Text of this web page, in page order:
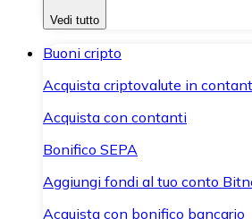
Vedi tutto
Buoni cripto
Acquista criptovalute in
Acquista con contanti
Bonifico SEPA
Aggiungi fondi al tuo conto
Acquista con bonifico bancario